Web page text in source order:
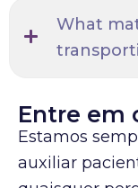
What
Entre em
Estamos
auxiliar